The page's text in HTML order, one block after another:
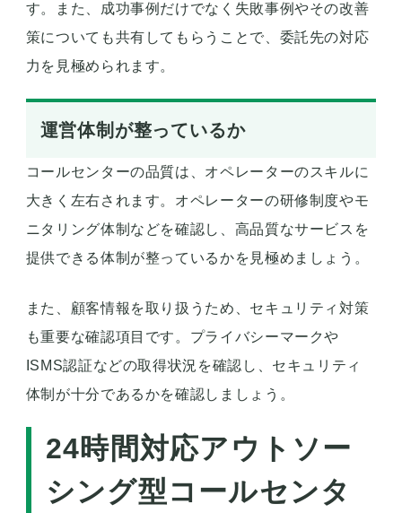
す。また、成功事例だけでなく失敗事例やその改善
策についても共有してもらうことで、委託先の対応
力を見極められます。
運営体制が整っているか
コールセンターの品質は、オペレーターのスキルに
大きく左右されます。オペレーターの研修制度やモ
ニタリング体制などを確認し、高品質なサービスを
提供できる体制が整っているかを見極めましょう。
また、顧客情報を取り扱うため、セキュリティ対策
も重要な確認項目です。プライバシーマークや
ISMS認証などの取得状況を確認し、セキュリティ
体制が十分であるかを確認しましょう。
24時間対応アウトソー
シング型コールセンタ